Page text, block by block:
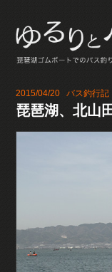
2015/04/20バス釣行記
琵琶湖、北山